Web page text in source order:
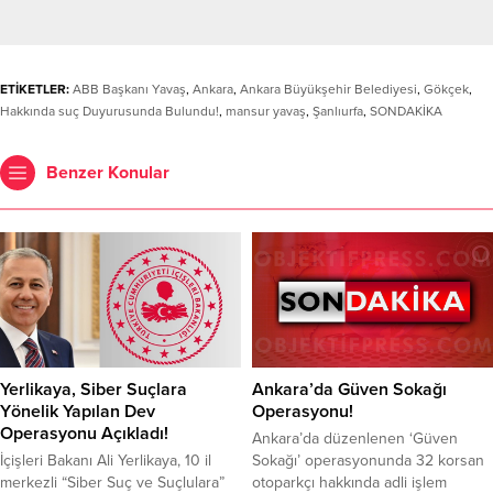
ETİKETLER: ABB Başkanı Yavaş, Ankara, Ankara Büyükşehir Belediyesi, Gökçek,
Hakkında suç Duyurusunda Bulundu!, mansur yavaş, Şanlıurfa, SONDAKİKA
Benzer Konular
Yerlikaya, Siber Suçlara
Yönelik Yapılan Dev
Operasyonu Açıkladı!
İçişleri Bakanı Ali Yerlikaya, 10 il
merkezli “Siber Suç ve Suçlulara”
Ankara’da Güven Sokağı
Operasyonu!
Ankara’da düzenlenen ‘Güven
Sokağı’ operasyonunda 32 korsan
otoparkçı hakkında adli işlem